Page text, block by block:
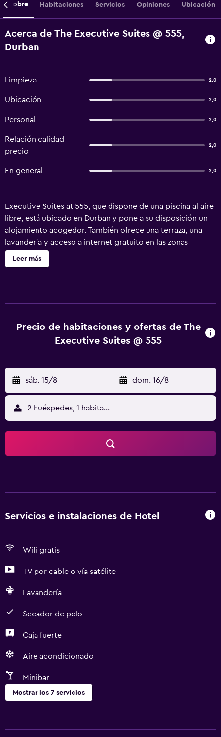
Sobre Habitaciones Servicios Opiniones Ubicación
Acerca de The Executive Suites @ 555,
Durban
Limpieza 2,0
Ubicación 2,0
Personal 2,0
Relación calidad-
precio
2,0
En general 2,0
Executive Suites at 555, que dispone de una piscina al aire
libre, está ubicado en Durban y pone a su disposición un
alojamiento acogedor. También ofrece una terraza, una
lavandería y acceso a internet gratuito en las zonas
públicas. Todas las habitaciones tienen aire acondicionado
y minibar, tetera/cafetera y canales por cable/satélite.
Convention Centre Durban y el Ushaka Marine World,
además de para disfrutar de todo lo que ofrece la zona.
Suncoast Casino and Entertainment World y Durban
Botanic Gardens, entre otros.
Leer más
Precio de habitaciones y ofertas de The
Executive Suites @ 555
sáb. 15/8 - dom. 16/8
2 huéspedes, 1 habitación
Servicios e instalaciones de Hotel
Wifi gratis
TV por cable o vía satélite
Lavandería
Secador de pelo
Caja fuerte
Aire acondicionado
Minibar
Mostrar los 7 servicios
Wifi gratis